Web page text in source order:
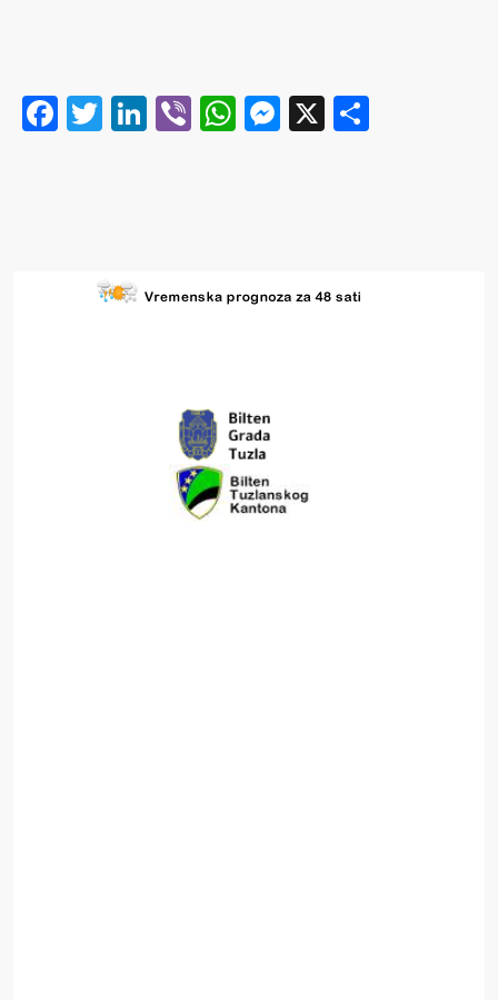
Facebook
Twitter
LinkedIn
ViberWhatsApp
Messenger
X